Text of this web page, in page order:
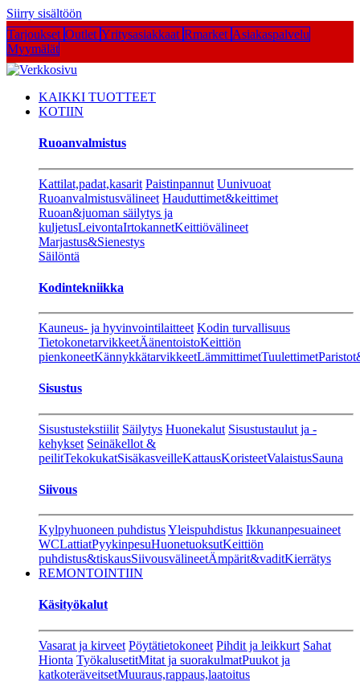
Siirry sisältöön
Tarjoukset Outlet Yritysasiakkaat Rmarket Asiakaspalvelu
Myymälät
KAIKKI TUOTTEET
KOTIIN
Ruoanvalmistus
Kattilat,padat,kasarit Paistinpannut Uunivuoat
Ruoanvalmistusvälineet Hauduttimet&keittimet
Ruoan&juoman säilytys ja
kuljetusLeivontaIrtokannetKeittiövälineet
Marjastus&Sienestys
Säilöntä
Kodintekniikka
Kauneus- ja hyvinvointilaitteet Kodin turvallisuus
TietokonetarvikkeetÄänentoistoKeittiön
pienkoneetKännykkätarvikkeetLämmittimetTuulettimet
Sisustus
Sisustustekstiilit Säilytys Huonekalut Sisustustaulut ja -
kehykset Seinäkellot &
peilitTekokukatSisäkasveilleKattausKoristeetValaistusSauna
Siivous
Kylpyhuoneen puhdistusYleispuhdistus Ikkunanpesuaineet
WCLattiatPyykinpesuHuonetuoksutKeittiön
puhdistus&tiskausSiivousvälineetÄmpärit&vaditKierrätys
REMONTOINTIIN
Käsityökalut
Vasarat ja kirveet Pöytätietokoneet Pihdit ja leikkurt Sahat
Hionta TyökalusetitMitat ja suorakulmatPuukot ja
katkoteräveitsetMuuraus,rappaus,laatoitus